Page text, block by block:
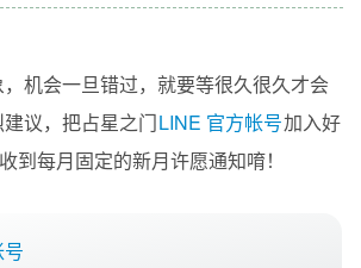
机会一旦错过，就要等很久很久才会
议，把占星之门LINE 官方帐号加入好
到每月固定的新月许愿通知唷！